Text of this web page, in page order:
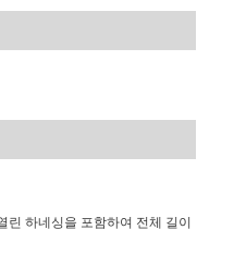
린 하네싱을 포함하여 전체 길이